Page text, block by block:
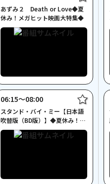
あずみ２ Death or Love◆夏
休み！メガヒット映画大特集◆
06:15〜08:00
スタンド・バイ・ミー【日本語
吹替版（BD版）】◆夏休み！メ
ガヒット映画大特集◆